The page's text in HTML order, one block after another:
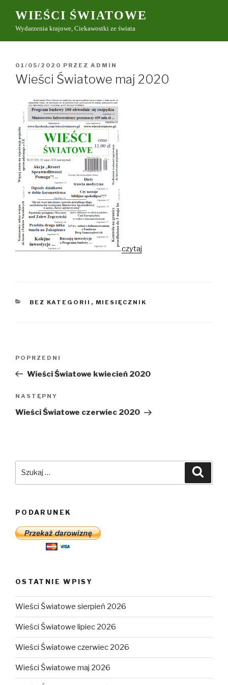
treści
WIEŚCI ŚWIATOWE
Wydarzenia krajowe, Ciekawostki ze świata
OPUBLIKOWANE
W
01/05/2020 PRZEZ ADMIN
Wieści Światowe maj 2020
czytaj
KATEGORIE
BEZ KATEGORII , MIESIĘCZNIK
Poprzedni
wpis
POPRZEDNI
Wieści Światowe kwiecień 2020
Następny
wpis
NASTĘPNY
Wieści Światowe czerwiec 2020
PODARUNEK
OSTATNIE WPISY
Wieści Światowe sierpień 2026
Wieści Światowe lipiec 2026
Wieści Światowe czerwiec 2026
Wieści Światowe maj 2026